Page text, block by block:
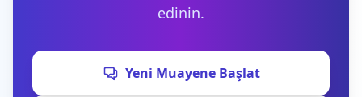
edinin.
Yeni Muayene Başlat